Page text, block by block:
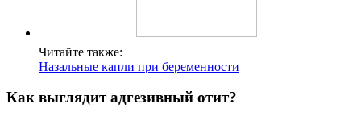
Читайте также:
Назальные капли при беременности
Как выглядит адгезивный отит?